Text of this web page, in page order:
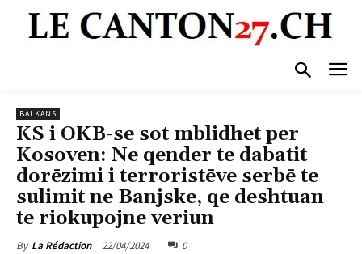
BALKANS
KS i OKB-se sot mblidhet per
Kosoven: Ne qender te dabatit
dorēzimi i terroristēve serbē te
sulimit ne Banjske, qe deshtuan
te riokupojne veriun
By La Rédaction 22/04/2024 0